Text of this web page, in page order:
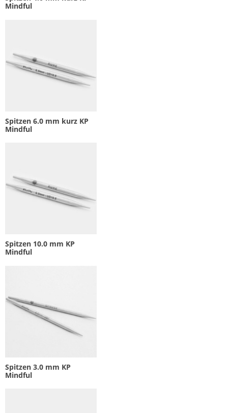
Mindful
Spitzen 6.0 mm kurz KP
Mindful
Spitzen 10.0 mm KP
Mindful
Spitzen 3.0 mm KP
Mindful